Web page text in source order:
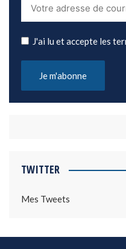
J'ai lu et accepte les
TWITTER
Mes Tweets